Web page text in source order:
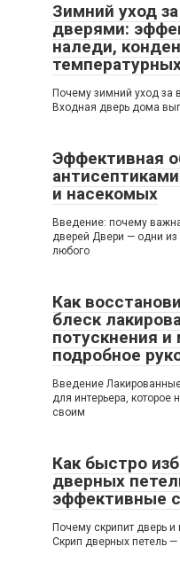
Зимний уход
дверями:
наледи,
Почему зимний уход за
Входная дверь дома
Эффективная
и насекомых
Введение: почему
дверей Двери — одни
любого
Как
блеск
потускнения и
подробное
Введение
для интерьера, которое
своим
Как быстро
дверных
эффективные
Почему скрипит дверь и
Скрип дверных петель —